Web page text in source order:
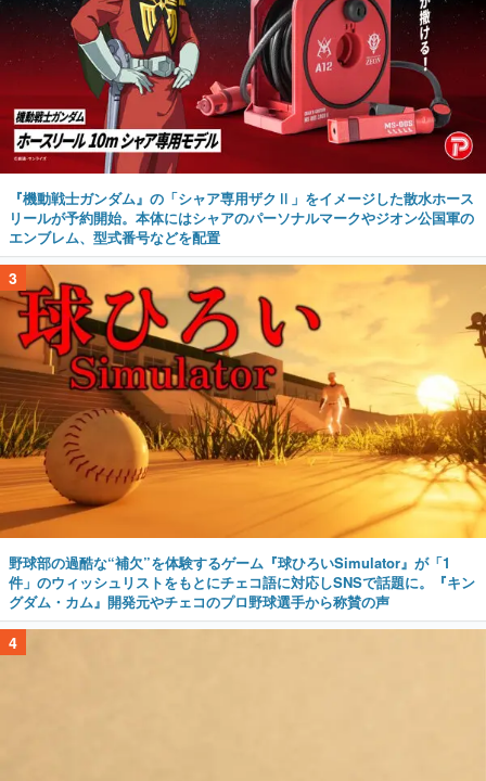
『機動戦士ガンダム』の「シャア専用ザクⅡ」をイメージした散水ホース
リールが予約開始。本体にはシャアのパーソナルマークやジオン公国軍の
エンブレム、型式番号などを配置
3
野球部の過酷な“補欠”を体験するゲーム『球ひろいSimulator』が「1
件」のウィッシュリストをもとにチェコ語に対応しSNSで話題に。『キン
グダム・カム』開発元やチェコのプロ野球選手から称賛の声
4